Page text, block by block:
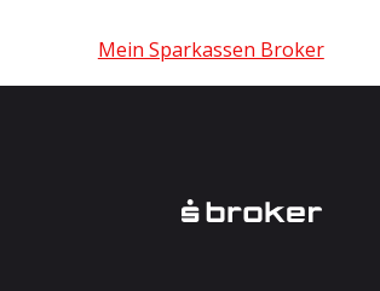
Mein Sparkassen Broker